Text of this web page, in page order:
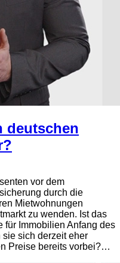
deutschen
vor dem
durch die
Mietwohnungen
zu wenden. Ist das
für Immobilien Anfang des
sich derzeit eher
Preise bereits vorbei?…